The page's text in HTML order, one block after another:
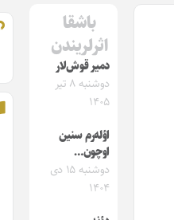
باشقا
اثرلریندن
دمیر قوش‌لار
دوشنبه ۸ تیر
۱۴۰۵
اؤله‌رم سنین
اوچون…
دوشنبه ۱۵ دی
۱۴۰۴